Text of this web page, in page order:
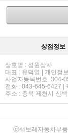
상점정보
상호명 : 성원상사
대표 : 유덕열 | 개인정
사업자등록번호 :304-
전화 : 043-645-6427 |
주소 : 충북 제천시 신
ⓒ쉐보레자동차부